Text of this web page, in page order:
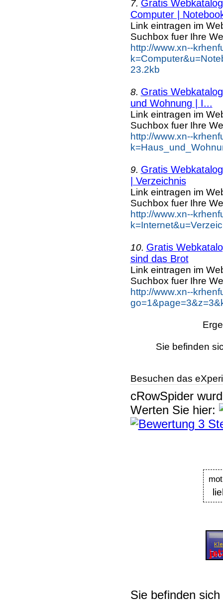
7. Gratis
Computer |
Link eintragen im
Suchbox fuer Ihre
http://www.xn--
23.2kb
8. Gratis
und Wohnung | I...
Link eintragen im
Suchbox fuer Ihre
http://www.xn--
9. Gratis
| Verzeichnis
Link eintragen im
Suchbox fuer Ihre
http://www.xn--
10. Gratis
sind das Brot
Link eintragen im
Suchbox fuer Ihre
http://www.xn--
Sie befinden
Besuchen das
cRowSpider
Werten Sie hier:
Sie befinden